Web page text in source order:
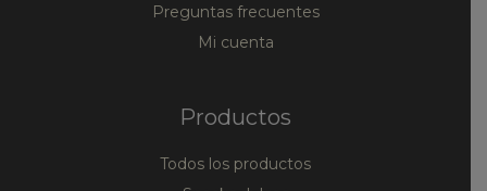
Preguntas frecuentes
Mi cuenta
Productos
Todos los productos